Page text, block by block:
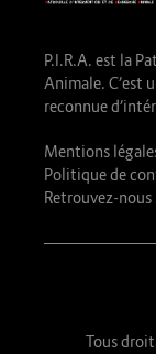
P.I.R.A. est la
Animale. C’est
reconnue
Mentions
Politique de
Retrouvez-nous
Tous